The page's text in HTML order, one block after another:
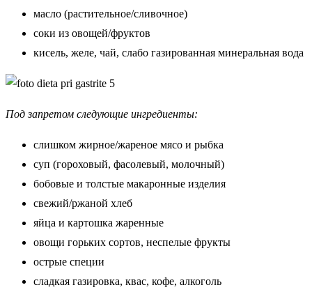
масло (растительное/сливочное)
соки из овощей/фруктов
кисель, желе, чай, слабо газированная минеральная вода
Под запретом следующие ингредиенты:
слишком жирное/жареное мясо и рыбка
суп (гороховый, фасолевый, молочный)
бобовые и толстые макаронные изделия
свежий/ржаной хлеб
яйца и картошка жаренные
овощи горьких сортов, неспелые фрукты
острые специи
сладкая газировка, квас, кофе, алкоголь